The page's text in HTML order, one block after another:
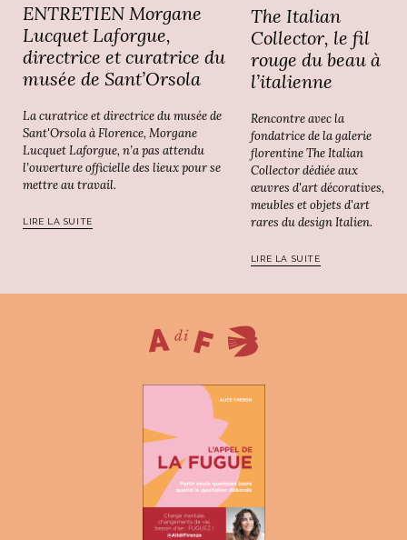
ENTRETIEN Morgane
Lucquet Laforgue,
directrice et curatrice du
musée de Sant’Orsola
La curatrice et directrice du musée de
Sant'Orsola à Florence, Morgane
Lucquet Laforgue, n’a pas attendu
l’ouverture officielle des lieux pour se
mettre au travail.
LIRE LA SUITE
The Italian
Collector, le fil
rouge du beau à
l’italienne
Rencontre avec la
fondatrice de la galerie
florentine The Italian
Collector dédiée aux
œuvres d'art décoratives,
meubles et objets d'art
rares du design Italien.
LIRE LA SUITE